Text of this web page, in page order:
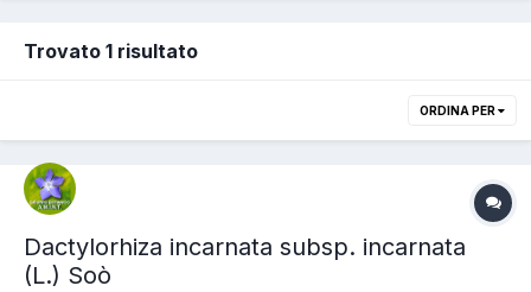
Trovato 1 risultato
ORDINA PER
Dactylorhiza incarnata subsp. incarnata
(L.) Soò